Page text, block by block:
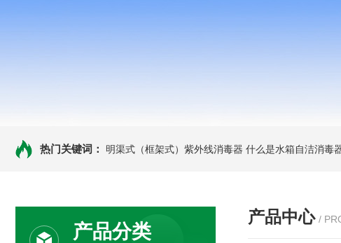
热门关键词： 明渠式（框架式）紫外线消毒器 什么是水箱自洁消毒
产品分类
产品中心 /